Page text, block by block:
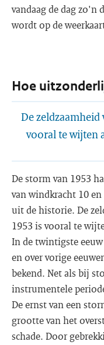
vandaag de dag zo'n
wordt op de
Hoe
De zeldzaamheid
vooral te wijten
De storm van 1953
van windkracht 10
uit de historie. De
1953 is vooral te
In de twintigste
en over vorige
bekend. Net als bij
instrumentele
De ernst van een
grootte van het
schade. Door